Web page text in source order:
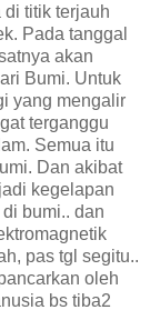
titik terjauh
Pada tanggal
akan
Bumi. Untuk
yang mengalir
terganggu
Semua itu
Dan akibat
kegelapan
bumi.. dan
pas tgl segitu..
oleh
bs tiba2